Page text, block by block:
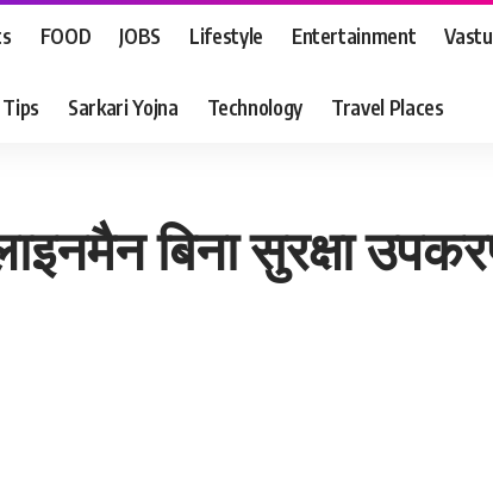
FOOD JOBS Lifestyle Entertainment
Sarkari Yojna Technology Travel Places
बिना सुरक्षा